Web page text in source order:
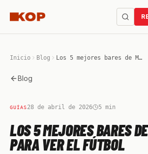
Inicio Blog Los 5 mejores bares de Madrid para ver el fútbol
Blog
GUÍAS28 de abril de 2026 5 min
LOS 5 MEJORES BARES
PARA VER EL FÚTBOL